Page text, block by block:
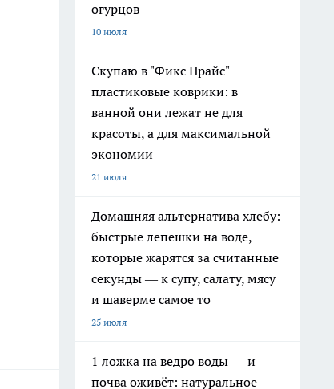
огурцов
10 июля
Скупаю в "Фикс Прайс"
пластиковые коврики: в
ванной они лежат не для
красоты, а для максимальной
экономии
21 июля
Домашняя альтернатива хлебу:
быстрые лепешки на воде,
которые жарятся за считанные
секунды — к супу, салату, мясу
и шаверме самое то
25 июля
1 ложка на ведро воды — и
почва оживёт: натуральное